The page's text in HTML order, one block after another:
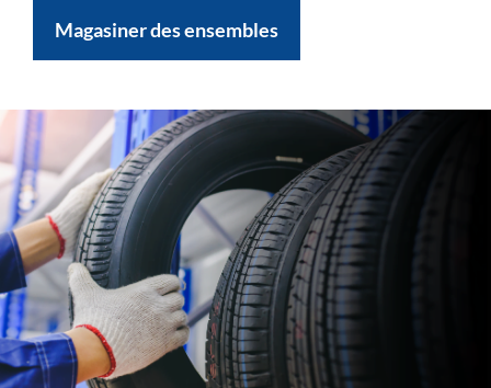
Magasiner des ensembles